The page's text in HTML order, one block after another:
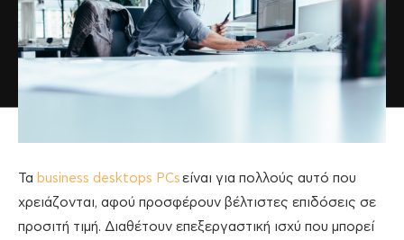
Τα business desktops PCs είναι για πολλούς αυτό που
χρειάζονται, αφού προσφέρουν βέλτιστες επιδόσεις σε
προσιτή τιμή. Διαθέτουν επεξεργαστική ισχύ που μπορεί